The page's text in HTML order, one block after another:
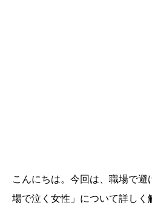
こんにちは。今回は、職場で
場で泣く女性」について詳しく